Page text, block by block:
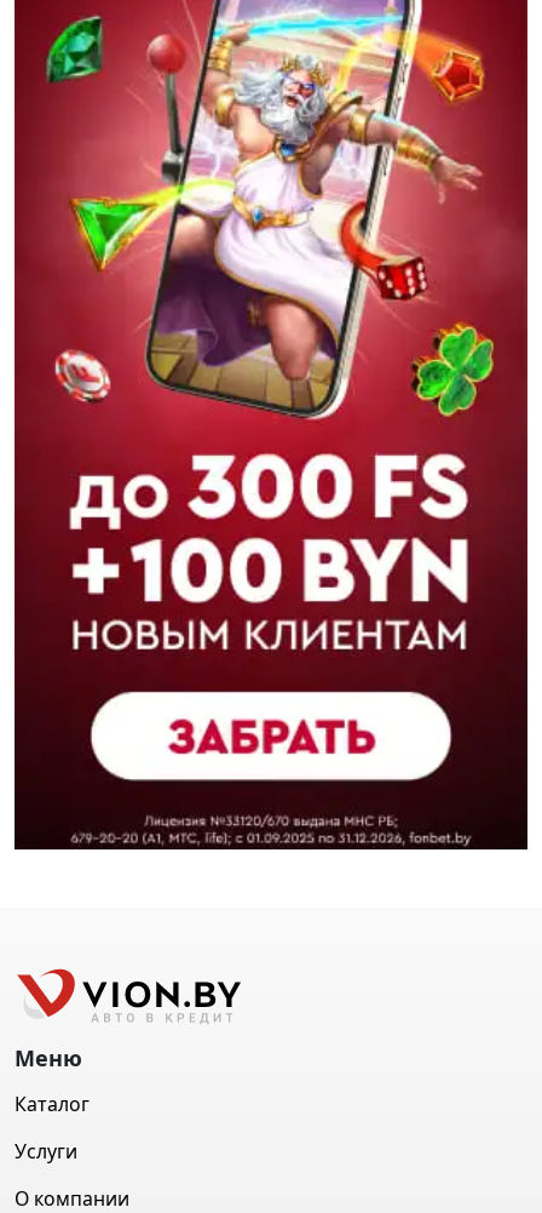
Меню
Каталог
Услуги
О компании